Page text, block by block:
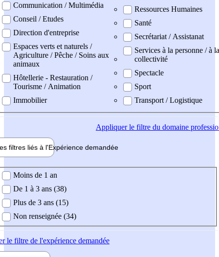
Communication / Multimédia
Conseil / Etudes
Direction d'entreprise
Espaces verts et naturels /
Agriculture / Pêche / Soins aux
animaux
Hôtellerie - Restauration /
Tourisme / Animation
Immobilier
Ressources Humaines
Santé
Secrétariat / Assistanat
Services à la personne / à la
collectivité
Spectacle
Sport
Transport / Logistique
Appliquerle filtre du domaine
filtres liés à l'Expérience demandée
demandée
Moins de 1 an
De 1 à 3 ans (38)
Plus de 3 ans (15)
Non renseignée (34)
le filtre de l'expérience demandée